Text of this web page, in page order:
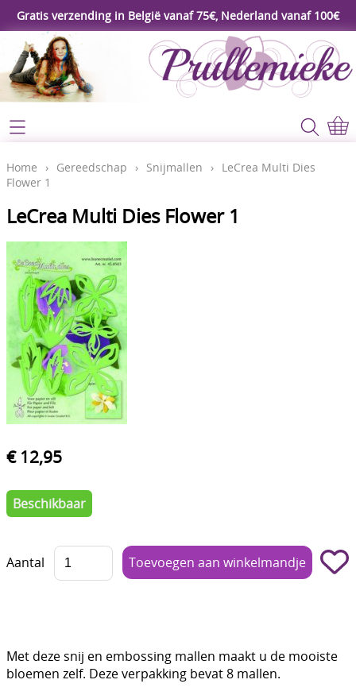
Gratis verzending in België vanaf 75€, Nederland vanaf 100€
Webshop
Koopjeshoek
Workshop
Gereedschap
Lijm - Tape - Magneten
Papier - karton - enveloppen
Kaarten maken - Scrapbook
Boetseren - Modelleren
Verf en Co°
Bullet Journalling
Haken - Vilt
Bloemen uit crêpepapier of chenille
Cadeaubon
Home
Contact
Mijn account
Video's
Blog
Home › Gereedschap › Snijmallen › LeCrea Multi Dies
Flower 1
LeCrea Multi Dies Flower 1
€ 12,95
Beschikbaar
Aantal
Met deze snij en embossing mallen maakt u de mooiste
bloemen zelf. Deze verpakking bevat 8 mallen.